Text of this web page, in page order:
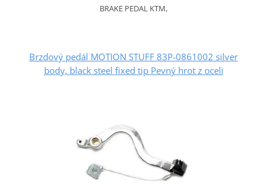
BRAKE PEDAL KTM,
Brzdový pedál MOTION STUFF 83P-0861002 silver
body, black steel fixed tip Pevný hrot z oceli